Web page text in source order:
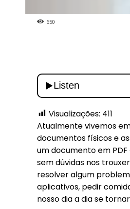
650
Visualizações: 411
Atualmente vivemos
documentos físicos e
um documento em
sem dúvidas nos
resolver algum
aplicativos, pedir
nosso dia a dia se